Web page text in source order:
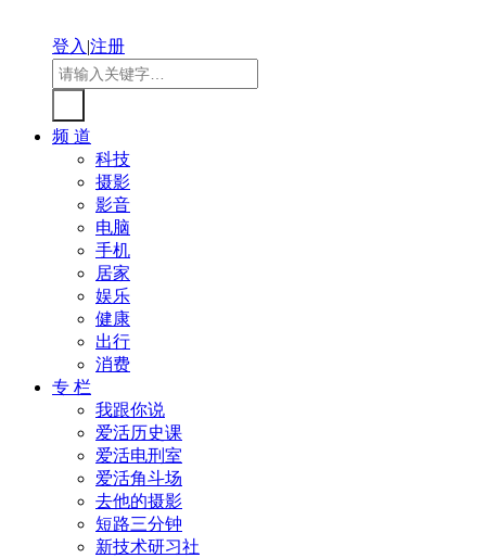
登入|注册
频 道
科技
摄影
影音
电脑
手机
居家
娱乐
健康
出行
消费
专 栏
我跟你说
爱活历史课
爱活电刑室
爱活角斗场
去他的摄影
短路三分钟
新技术研习社